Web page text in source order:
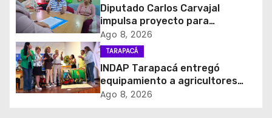
n
d
e
Diputado Carlos Carvajal
impulsa proyecto para
homenajear en vida al campeón
mundial Raúl Choque
Ago 8, 2026
TARAPACÁ
INDAP Tarapacá entregó
equipamiento a agricultores
para prevenir la mosca de la
Ago 8, 2026